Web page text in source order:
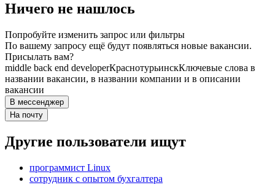
Ничего не нашлось
Попробуйте изменить запрос или фильтры
По вашему запросу ещё будут появляться новые вакансии.
Присылать вам?
middle back end developerКраснотурьинскКлючевые слова в
названии вакансии, в названии компании и в описании
вакансии
В мессенджер
На почту
Другие пользователи ищут
программист Linux
сотрудник с опытом бухгалтера